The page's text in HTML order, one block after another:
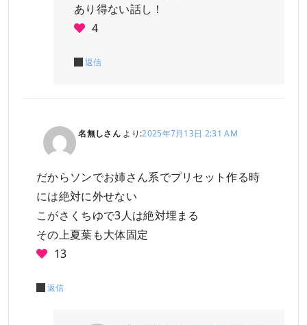
あり得ない話し！
4
返信
名無しさん より:2025年7月13日 2:31 AM
だからソンでお姉さん系でプリセット作る時
には絶対に外せない
こがさくちゆで3人は絶対埋まる
その上夏葉も大体固定
13
返信